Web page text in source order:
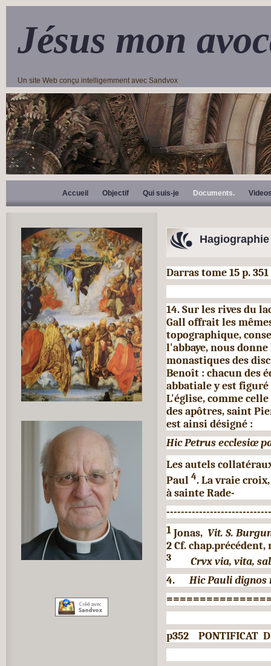
Jésus mon
Un site Web conçu intelligemment avec Sandvox
Accueil Objectif Qui suis-je Documents.
Darras tome 15 p. 351
14. Sur les rives du
Gall offrait les
topographique,
l'abbaye, nous
monastiques des
Benoît : chacun des
abbatiale y est
L'église, comme
des apôtres, saint
est ainsi désigné :
Hic Petrus ecclesiœ
Les autels
Paul 4. La vraie
à sainte Rade-
1Jonas, Vit. S.
2 Cf. chap.précédent,
3
Crvx via, vita,
4. Hic Pauli dignos
p352 PONTIFICAT